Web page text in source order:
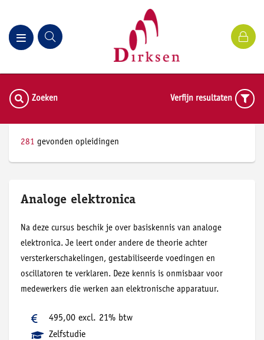
Alle opleidingen
281 gevonden opleidingen
Analoge elektronica
Na deze cursus beschik je over basiskennis van analoge
elektronica. Je leert onder andere de theorie achter
versterkerschakelingen, gestabiliseerde voedingen en
oscillatoren te verklaren. Deze kennis is onmisbaar voor
medewerkers die werken aan elektronische apparatuur.
495,00 excl. 21% btw
Zelfstudie
Zoeken Verfijn resultaten